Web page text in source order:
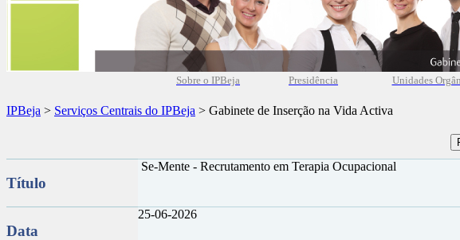
Sobre o IPBeja Presidência Unidades
IPBeja > Serviços Centrais do IPBeja > Gabinete de Inserção na Vida Activa
Título
Se-Mente - Recrutamento em Terapia Ocupacional
Data
25-06-2026